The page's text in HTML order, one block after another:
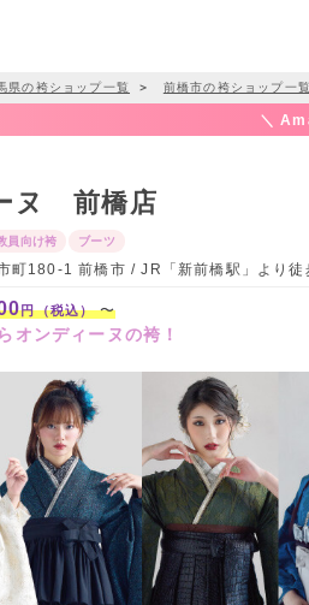
県の袴ショップ一覧 ＞ 前橋市の袴ショップ一覧
＼
ヌ 前橋店
員向け袴 ブーツ
町180-1 前橋市 / JR「新前橋駅」より徒
円（税込）〜
オンディーヌの袴！